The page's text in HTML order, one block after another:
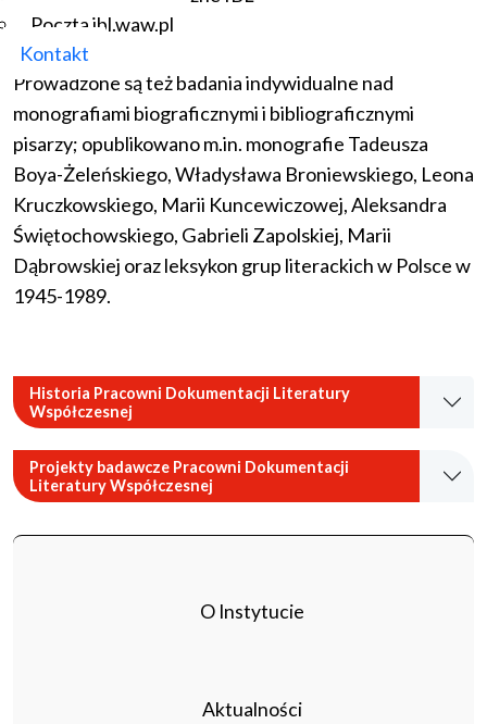
Poczta ibl.waw.pl
Kontakt
O Instytucie
Aktualności
maszynopisKroniki życia literackiego 1944-1969
Prowadzone są też badania indywidualne nad
monografiami biograficznymi i bibliograficznymi
pisarzy; opublikowano m.in. monografie Tadeusza
Boya-Żeleńskiego, Władysława Broniewskiego, Leona
Kruczkowskiego, Marii Kuncewiczowej, Aleksandra
Świętochowskiego, Gabrieli Zapolskiej, Marii
Dąbrowskiej oraz leksykon grup literackich w Polsce w
1945-1989.
Historia Pracowni Dokumentacji Literatury
Współczesnej
Projekty badawcze Pracowni Dokumentacji
Literatury Współczesnej